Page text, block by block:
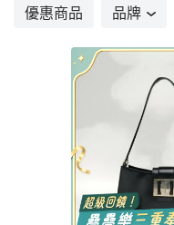
優惠商品 品牌